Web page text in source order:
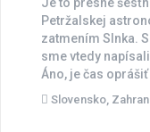
Je to presne
Petržalskej
zatmením Slnka.
sme vtedy
Áno, je čas
Slovensko,